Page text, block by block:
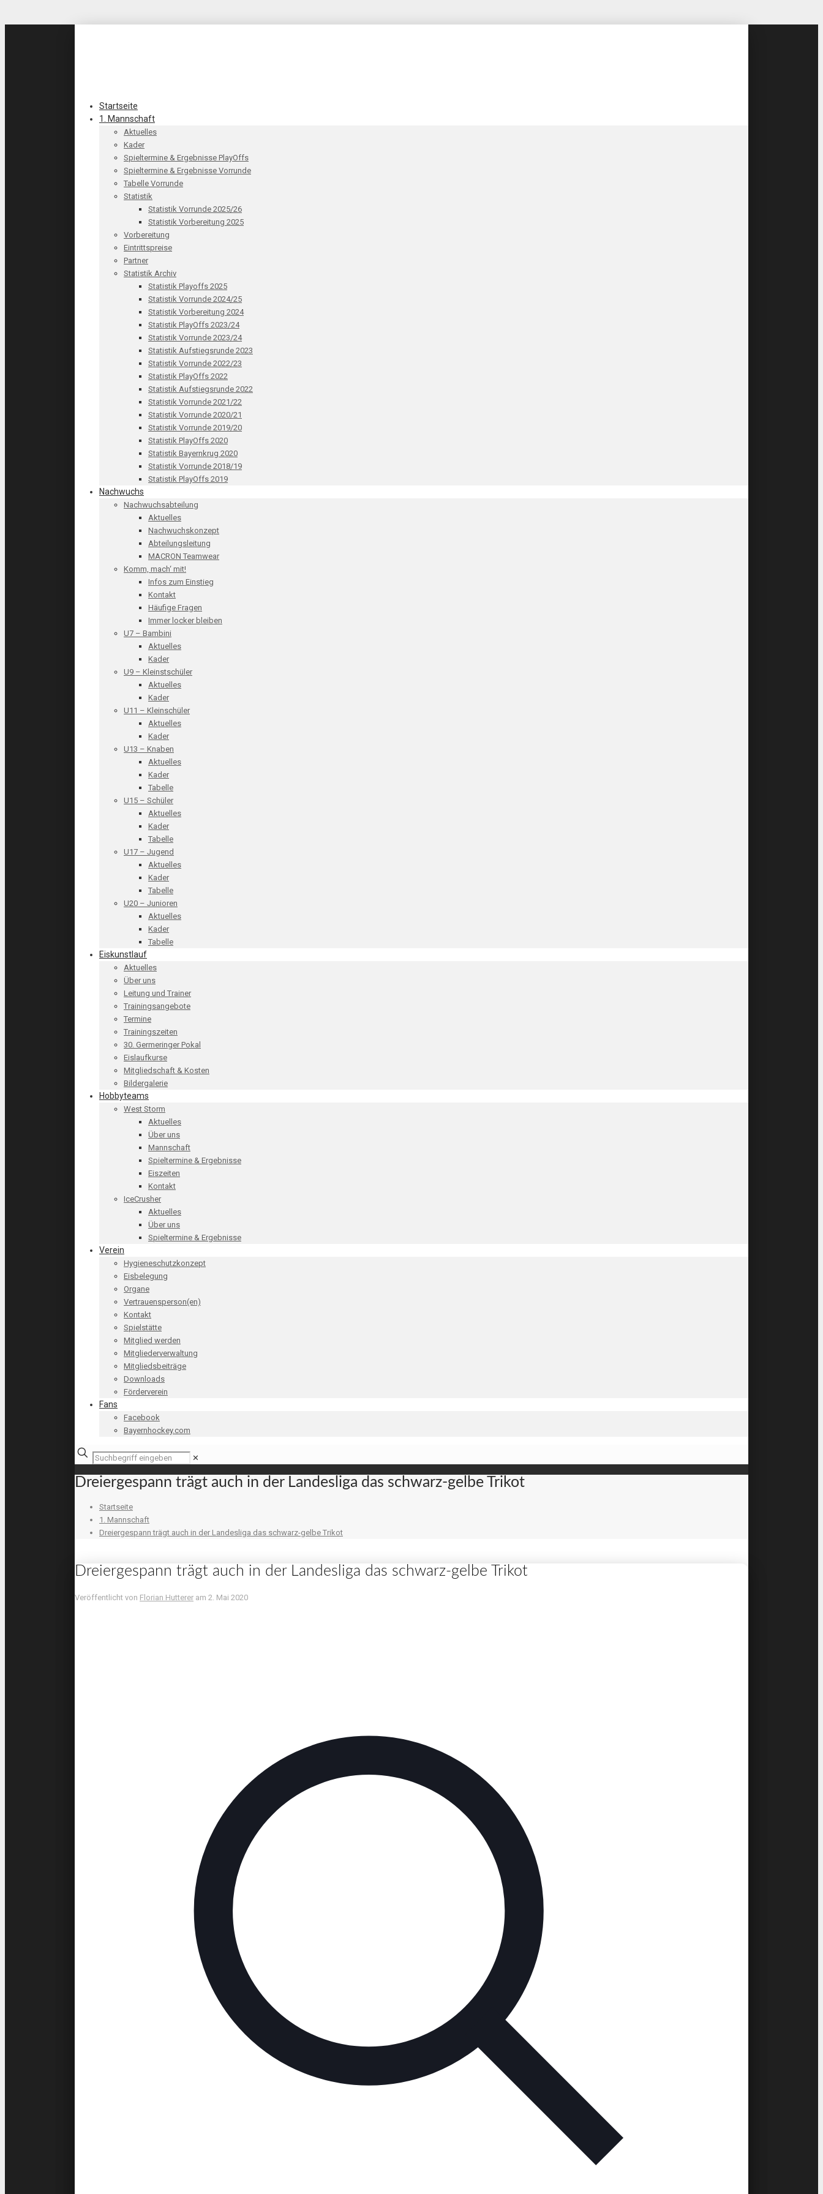
Startseite
1. Mannschaft
Aktuelles
Kader
Spieltermine & Ergebnisse PlayOffs
Spieltermine & Ergebnisse Vorrunde
Tabelle Vorrunde
Statistik
Statistik Vorrunde 2025/26
Statistik Vorbereitung 2025
Vorbereitung
Eintrittspreise
Partner
Statistik Archiv
Statistik Playoffs 2025
Statistik Vorrunde 2024/25
Statistik Vorbereitung 2024
Statistik PlayOffs 2023/24
Statistik Vorrunde 2023/24
Statistik Aufstiegsrunde 2023
Statistik Vorrunde 2022/23
Statistik PlayOffs 2022
Statistik Aufstiegsrunde 2022
Statistik Vorrunde 2021/22
Statistik Vorrunde 2020/21
Statistik Vorrunde 2019/20
Statistik PlayOffs 2020
Statistik Bayernkrug 2020
Statistik Vorrunde 2018/19
Statistik PlayOffs 2019
Nachwuchs
Nachwuchsabteilung
Aktuelles
Nachwuchskonzept
Abteilungsleitung
MACRON Teamwear
Komm, mach‘ mit!
Infos zum Einstieg
Kontakt
Häufige Fragen
Immer locker bleiben
U7 – Bambini
Aktuelles
Kader
U9 – Kleinstschüler
Aktuelles
Kader
U11 – Kleinschüler
Aktuelles
Kader
U13 – Knaben
Aktuelles
Kader
Tabelle
U15 – Schüler
Aktuelles
Kader
Tabelle
U17 – Jugend
Aktuelles
Kader
Tabelle
U20 – Junioren
Aktuelles
Kader
Tabelle
Eiskunstlauf
Aktuelles
Über uns
Leitung und Trainer
Trainingsangebote
Termine
Trainingszeiten
30. Germeringer Pokal
Eislaufkurse
Mitgliedschaft & Kosten
Bildergalerie
Hobbyteams
West Storm
Aktuelles
Über uns
Mannschaft
Spieltermine & Ergebnisse
Eiszeiten
Kontakt
IceCrusher
Aktuelles
Über uns
Spieltermine & Ergebnisse
Verein
Hygieneschutzkonzept
Eisbelegung
Organe
Vertrauensperson(en)
Kontakt
Spielstätte
Mitglied werden
Mitgliederverwaltung
Mitgliedsbeiträge
Downloads
Förderverein
Fans
Facebook
Bayernhockey.com
✕
Dreiergespann trägt auch in der Landesliga das schwarz-gelbe Trikot
Startseite
1. Mannschaft
Dreiergespann trägt auch in der Landesliga das schwarz-gelbe Trikot
Dreiergespann trägt auch in der Landesliga das schwarz-gelbe Trikot
Veröffentlicht von Florian Hutterer am 2. Mai 2020